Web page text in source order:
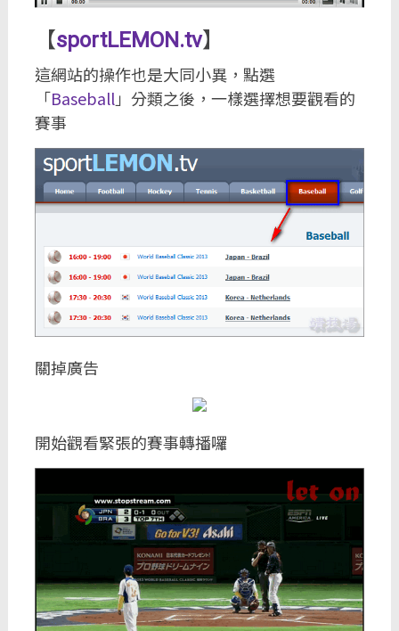
【sportLEMON.tv】
這網站的操作也是大同小異，點選
「Baseball」分類之後，一樣選擇想要觀看的
賽事
關掉廣告
開始觀看緊張的賽事轉播囉